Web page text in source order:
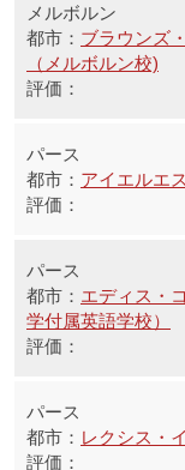
メルボルン
ブラウンズ
（メルボルン校)
パース
アイエルエ
パース
エディス・
学付属英語学校）
パース
レクシス・